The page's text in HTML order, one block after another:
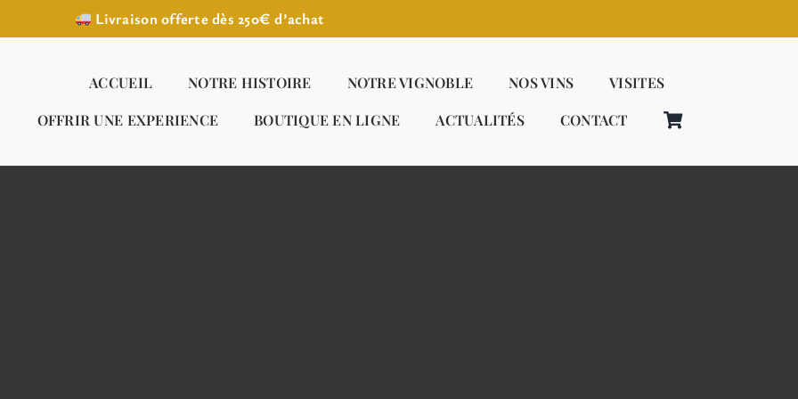
Livraison offerte dès 250€ d’achat
ACCUEIL NOTRE HISTOIRE NOTRE VIGNOBLE NOS VINS
VISITES
OFFRIR UNE EXPERIENCE
BOUTIQUE EN LIGNE ACTUALITÉS CONTACT